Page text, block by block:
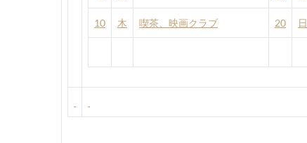
10 木 喫茶、映画クラブ 20 日